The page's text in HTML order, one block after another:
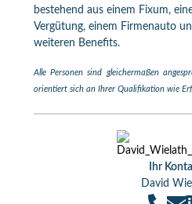
bestehend aus einem Fixum,
Vergütung, einem Firmenauto
weiteren Benefits.
Alle Personen sind gleichermaßen
orientiert sich an Ihrer Qualifikation wie
Ihr
David